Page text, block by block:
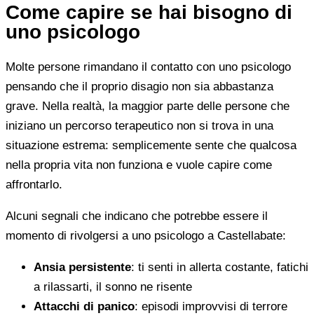
Come capire se hai bisogno di
uno psicologo
Molte persone rimandano il contatto con uno psicologo
pensando che il proprio disagio non sia abbastanza
grave. Nella realtà, la maggior parte delle persone che
iniziano un percorso terapeutico non si trova in una
situazione estrema: semplicemente sente che qualcosa
nella propria vita non funziona e vuole capire come
affrontarlo.
Alcuni segnali che indicano che potrebbe essere il
momento di rivolgersi a uno psicologo a Castellabate:
Ansia persistente: ti senti in allerta costante, fatichi
a rilassarti, il sonno ne risente
Attacchi di panico: episodi improvvisi di terrore